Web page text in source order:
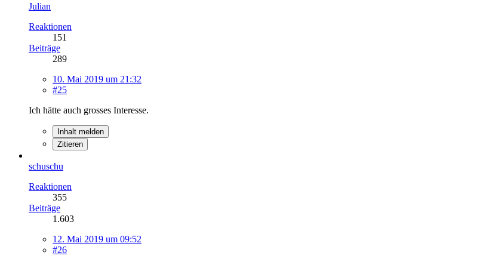
Julian
Reaktionen
151
Beiträge
289
10. Mai 2019 um 21:32
#25
Ich hätte auch grosses Interesse.
Inhalt melden
Zitieren
schuschu
Reaktionen
355
Beiträge
1.603
12. Mai 2019 um 09:52
#26